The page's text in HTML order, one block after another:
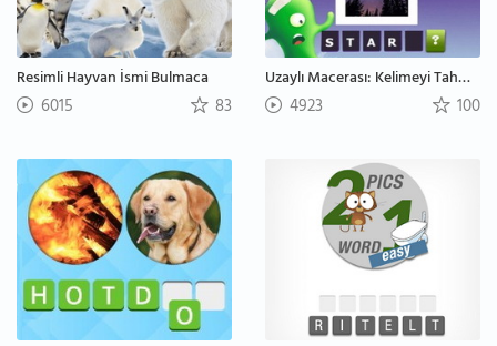
Resimli Hayvan İsmi Bulmaca
6015 83
Uzaylı Macerası: Kelimeyi Tahmin Et
4923 100